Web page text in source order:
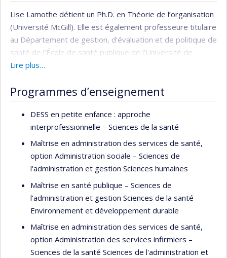
Lise Lamothe détient un Ph.D. en Théorie de l’organisation
(Université McGill). Elle est également professeure titulaire
au Département de gestion, d'évaluation et de politique de
santé de l’École de santé publique de l’Université de
Montréal et est aussi responsable des programmes
régulière au Groupe de Recherche Interdisciplinaire en
Santé depuis 2001.
Ses intérêts de recherche portent sur la gouverne et la
transformation des organisations de la santé. De façon
plus spécifique, ses recherches portent sur les
dynamiques professionnelles associées à la transformation
des organisations de santé, les dynamiques associées aux
fusions d‘établissements et à la formation des réseaux
des services intégrés, les effets structurant des NTIC
dans la transformation des processus des soins et
services et sur les dynamiques associées au partenariat
public-privé dans la gestion des projets de
transformations.
Lire plus…
Programmes d’enseignement
DESS en petite enfance : approche
interprofessionnelle – Sciences de la santé
Maîtrise en administration des services de santé,
option Administration sociale – Sciences de
l'administration et gestion Sciences humaines
Maîtrise en santé publique – Sciences de
l'administration et gestion Sciences de la santé
Environnement et développement durable
Maîtrise en administration des services de santé,
option Administration des services infirmiers –
Sciences de la santé Sciences de l'administration et